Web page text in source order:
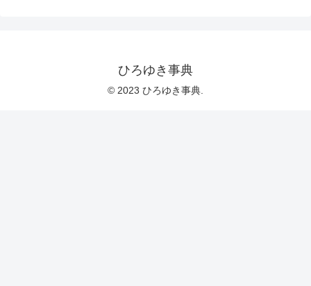
ひろゆき事典
© 2023 ひろゆき事典.